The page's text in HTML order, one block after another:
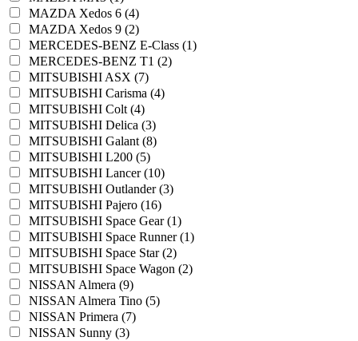
MAZDA Xedos 6 (4)
MAZDA Xedos 9 (2)
MERCEDES-BENZ E-Class (1)
MERCEDES-BENZ T1 (2)
MITSUBISHI ASX (7)
MITSUBISHI Carisma (4)
MITSUBISHI Colt (4)
MITSUBISHI Delica (3)
MITSUBISHI Galant (8)
MITSUBISHI L200 (5)
MITSUBISHI Lancer (10)
MITSUBISHI Outlander (3)
MITSUBISHI Pajero (16)
MITSUBISHI Space Gear (1)
MITSUBISHI Space Runner (1)
MITSUBISHI Space Star (2)
MITSUBISHI Space Wagon (2)
NISSAN Almera (9)
NISSAN Almera Tino (5)
NISSAN Primera (7)
NISSAN Sunny (3)